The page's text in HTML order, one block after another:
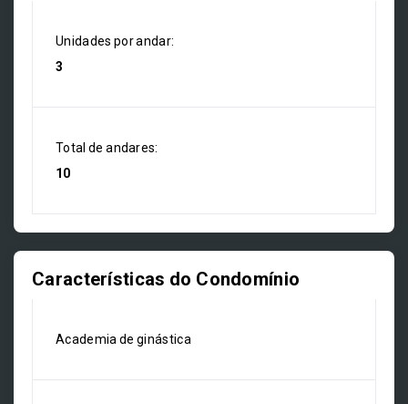
Unidades por andar:
3
Total de andares:
10
Características do Condomínio
Academia de ginástica